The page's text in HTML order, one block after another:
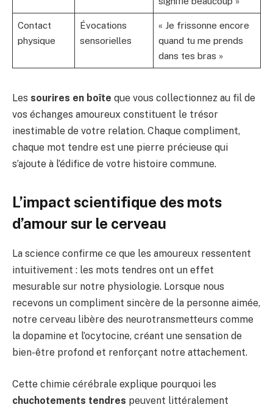
Contact
physique
Évocations
sensorielles
« Je frissonne encore
quand tu me prends
dans tes bras »
Les sourires en boîte que vous collectionnez au fil de
vos échanges amoureux constituent le trésor
inestimable de votre relation. Chaque compliment,
chaque mot tendre est une pierre précieuse qui
s’ajoute à l’édifice de votre histoire commune.
L’impact scientifique des mots
d’amour sur le cerveau
La science confirme ce que les amoureux ressentent
intuitivement : les mots tendres ont un effet
mesurable sur notre physiologie. Lorsque nous
recevons un compliment sincère de la personne aimée,
notre cerveau libère des neurotransmetteurs comme
la dopamine et l’ocytocine, créant une sensation de
bien-être profond et renforçant notre attachement.
Cette chimie cérébrale explique pourquoi les
chuchotements tendres peuvent littéralement